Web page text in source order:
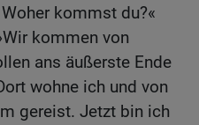
kommst du?«
kommen von
ans äußerste Ende
wohne ich und von
gereist. Jetzt bin ich